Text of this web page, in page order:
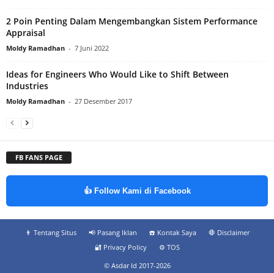
2 Poin Penting Dalam Mengembangkan Sistem Performance
Appraisal
Moldy Ramadhan - 7 Juni 2022
Ideas for Engineers Who Would Like to Shift Between
Industries
Moldy Ramadhan - 27 Desember 2017
FB FANS PAGE
👍 Follow Kami di Facebook
👨‍ Tentang Situs 📢 Pasang Iklan ☎️ Kontak Saya
🛑 Disclaimer
🔐 Privacy Policy
⚙️ TOS
© Asdar Id 2017-2026